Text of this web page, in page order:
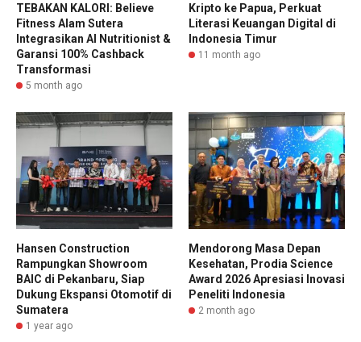
TEBAKAN KALORI: Believe
Fitness Alam Sutera
Integrasikan AI Nutritionist &
Garansi 100% Cashback
Transformasi
5 month ago
Kripto ke Papua, Perkuat
Literasi Keuangan Digital di
Indonesia Timur
11 month ago
Hansen Construction
Rampungkan Showroom
BAIC di Pekanbaru, Siap
Dukung Ekspansi Otomotif di
Sumatera
1 year ago
Mendorong Masa Depan
Kesehatan, Prodia Science
Award 2026 Apresiasi Inovasi
Peneliti Indonesia
2 month ago